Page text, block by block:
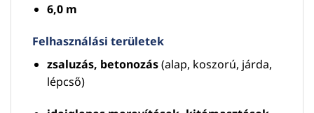
6,0 m
Felhasználási területek
zsaluzás, betonozás(alap, koszorú, járda,
lépcső)